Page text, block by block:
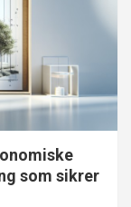
som sikrer